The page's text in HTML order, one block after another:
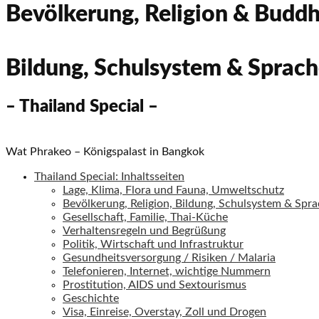
Bevölkerung, Religion &
Bildung, Schulsystem &
– Thailand Special –
Wat Phrakeo – Königspalast in Bangkok
Thailand Special: Inhaltsseiten
Lage, Klima, Flora und Fauna, Umweltschutz
Bevölkerung, Religion, Bildung, Schulsystem &
Gesellschaft, Familie, Thai-Küche
Verhaltensregeln und Begrüßung
Politik, Wirtschaft und Infrastruktur
Gesundheitsversorgung / Risiken / Malaria
Telefonieren, Internet, wichtige Nummern
Prostitution, AIDS und Sextourismus
Geschichte
Visa, Einreise, Overstay, Zoll und Drogen